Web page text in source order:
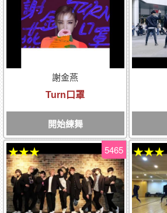
謝金燕
Turn口罩
開始練舞
5465
★★★ ★★★